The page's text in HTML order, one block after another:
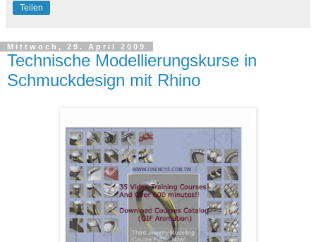
Teilen
Mittwoch, 29. April 2009
Technische Modellierungskurse in
Schmuckdesign mit Rhino